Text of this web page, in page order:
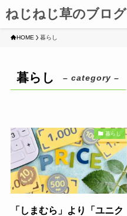
ねじねじ草のブログ
HOME 暮らし
暮らし – category –
暮らし
「しまむら」より「ユニク